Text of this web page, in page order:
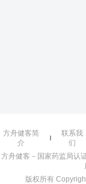
方舟健客简
介
联系我
们
方舟健客－国家药监局认
版权所有